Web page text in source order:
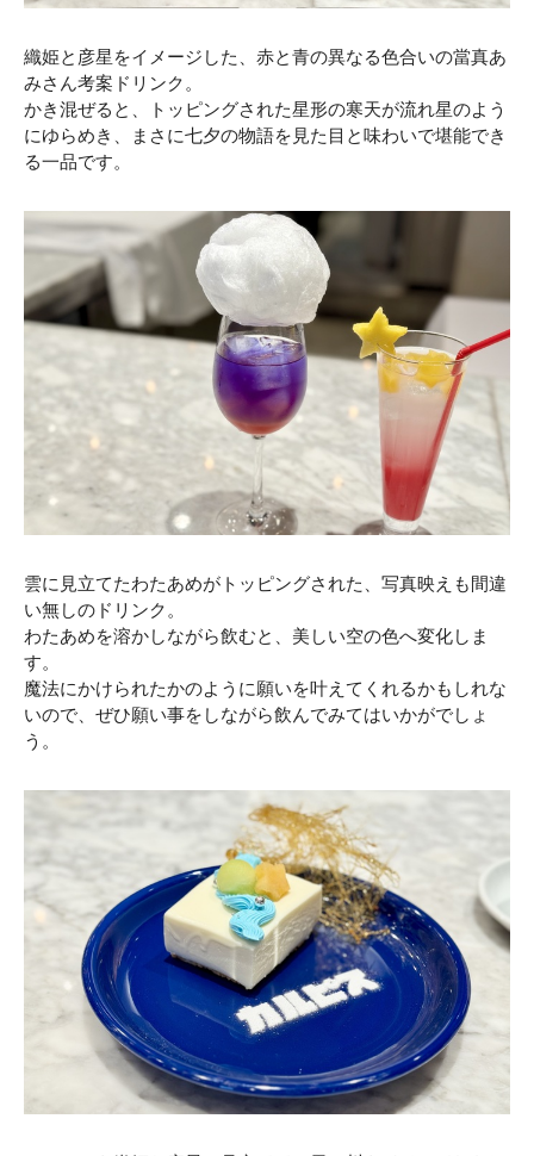
織姫と彦星をイメージした、赤と青の異なる色合いの當真あ
みさん考案ドリンク。
かき混ぜると、トッピングされた星形の寒天が流れ星のよう
にゆらめき、まさに七夕の物語を見た目と味わいで堪能でき
る一品です。
雲に見立てたわたあめがトッピングされた、写真映えも間違
い無しのドリンク。
わたあめを溶かしながら飲むと、美しい空の色へ変化しま
す。
魔法にかけられたかのように願いを叶えてくれるかもしれな
いので、ぜひ願い事をしながら飲んでみてはいかがでしょ
う。